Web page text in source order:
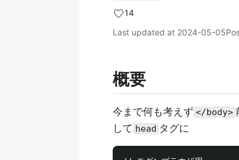
14
Last updated at 2024-05-05
概要
今まで何も考えず </body>
して head タグに